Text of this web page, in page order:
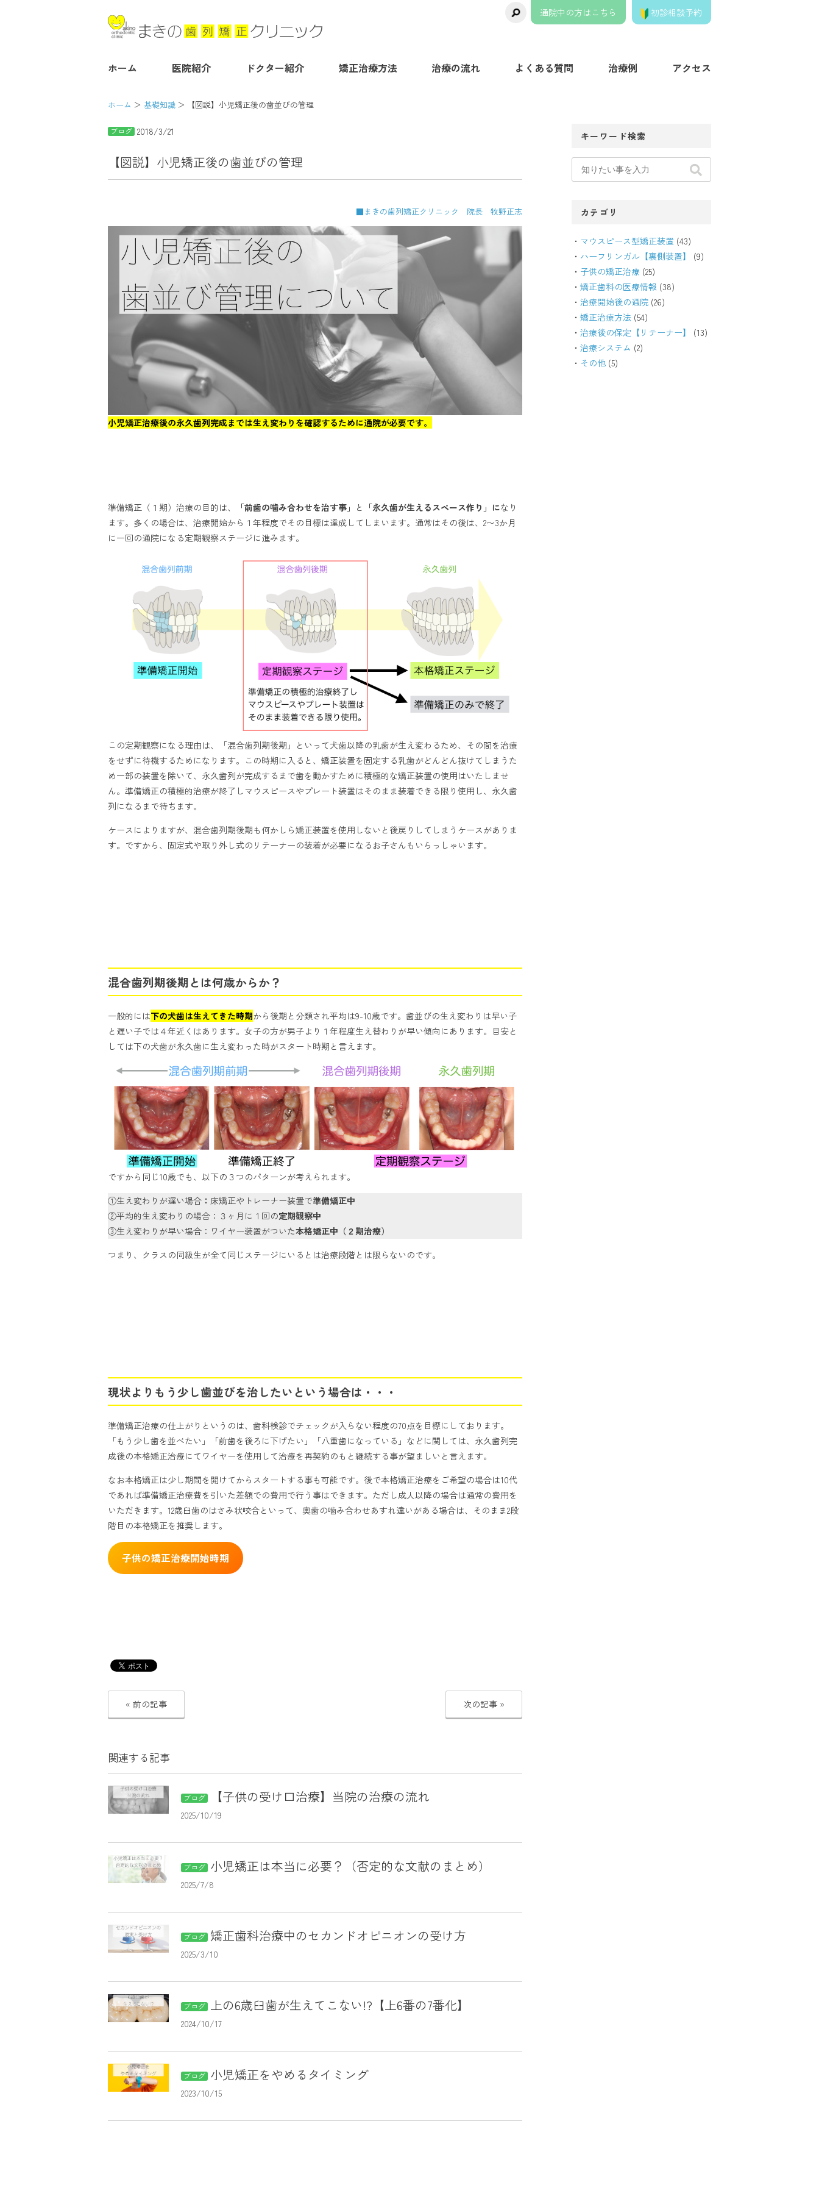
通院中の方はこちら 初診相談予約
ホーム 医院紹介 ドクター紹介 矯正治療方法 治療の流れ よくある質問 治療例 アクセス
ホーム 基礎知識 【図説】小児矯正後の歯並びの管理
ブログ 2018/3/21
【図説】小児矯正後の歯並びの管理
■まきの歯列矯正クリニック 院長 牧野正志
小児矯正治療後の永久歯列完成までは生え変わりを確認するために通院が必要です。
準備矯正（１期）治療の目的は、 「前歯の噛み合わせを治す事」 と 「永久歯が生えるスペース作り」になり
ます。多くの場合は、治療開始から１年程度でその目標は達成してしまいます。通常はその後は、2〜3か月
に一回の通院になる定期観察ステージに進みます。
この定期観察になる理由は、「混合歯列期後期」といって犬歯以降の乳歯が生え変わるため、その間を治療
をせずに待機するためになります。この時期に入ると、矯正装置を固定する乳歯がどんどん抜けてしまうた
め一部の装置を除いて、永久歯列が完成するまで歯を動かすために積極的な矯正装置の使用はいたしませ
ん。準備矯正の積極的治療が終了しマウスピースやプレート装置はそのまま装着できる限り使用し、永久歯
列になるまで待ちます。
ケースによりますが、混合歯列期後期も何かしら矯正装置を使用しないと後戻りしてしまうケースがありま
す。ですから、固定式や取り外し式のリテーナーの装着が必要になるお子さんもいらっしゃいます。
混合歯列期後期とは何歳からか？
一般的には下の犬歯は生えてきた時期から後期と分類され平均は9-10歳です。歯並びの生え変わりは早い子
と遅い子では４年近くはあります。女子の方が男子より１年程度生え替わりが早い傾向にあります。目安と
しては下の犬歯が永久歯に生え変わった時がスタート時期と言えます。
ですから同じ10歳でも、以下の３つのパターンが考えられます。
①生え変わりが遅い場合 ： 床矯正やトレーナー装置で準備矯正中
②平均的生え変わりの場合：３ヶ月に１回の定期観察中
③生え変わりが早い場合：ワイヤー装置がついた本格矯正中（２期治療）
つまり、クラスの同級生が全て同じステージにいるとは治療段階とは限らないのです。
現状よりもう少し歯並びを治したいという場合は・・・
準備矯正治療の仕上がりというのは、歯科検診でチェックが入らない程度の70点を目標にしております。
「もう少し歯を並べたい」「前歯を後ろに下げたい」「八重歯になっている」などに関しては、 永久歯列完
成後の本格矯正治療にてワイヤーを使用して治療を再契約のもと継続する事が望ましいと言えます。
なお本格矯正は少し期間を開けてからスタートする事も可能です。 後で本格矯正治療をご希望の場合は10代
であれば準備矯正治療費を引いた差額での費用で行う事はできます。ただし成人以降の場合は通常の費用を
いただきます。12歳臼歯のはさみ状咬合といって、奥歯の噛み合わせあすれ違いがある場合は、そのまま2段
階目の本格矯正を推奨します。
子供の矯正治療開始時期
« 前の記事 次の記事 »
関連する記事
ブログ 【子供の受け口治療】当院の治療の流れ
2025/10/19
ブログ 小児矯正は本当に必要？（否定的な文献のまとめ）
2025/7/8
ブログ 矯正歯科治療中のセカンドオピニオンの受け方
2025/3/10
ブログ 上の6歳臼歯が生えてこない!?【上6番の7番化】
2024/10/17
ブログ 小児矯正をやめるタイミング
2023/10/15
キーワード検索
カテゴリ
マウスピース型矯正装置 (43)
ハーフリンガル【裏側装置】
(9)
子供の矯正治療 (25)
矯正歯科の医療情報 (38)
治療開始後の通院 (26)
矯正治療方法 (54)
治療後の保定【リテーナー】
(13)
治療システム (2)
その他 (5)